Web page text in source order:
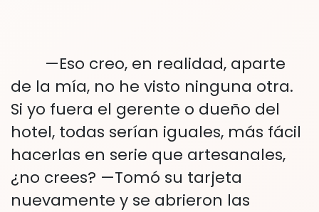
—Eso creo, en realidad, aparte
de la mía, no he visto ninguna otra.
Si yo fuera el gerente o dueño del
hotel, todas serían iguales, más fácil
hacerlas en serie que artesanales,
¿no crees? —Tomó su tarjeta
nuevamente y se abrieron las